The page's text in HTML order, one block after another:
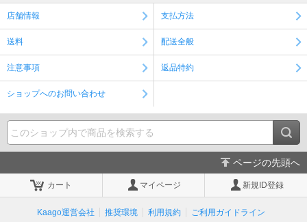
店舗情報 支払方法
送料 配送全般
注意事項 返品特約
ショップへのお問い合わせ
ページの先頭へ
カート マイページ 新規ID登録
Kaago運営会社 推奨環境 利用規約 ご利用ガイドライン